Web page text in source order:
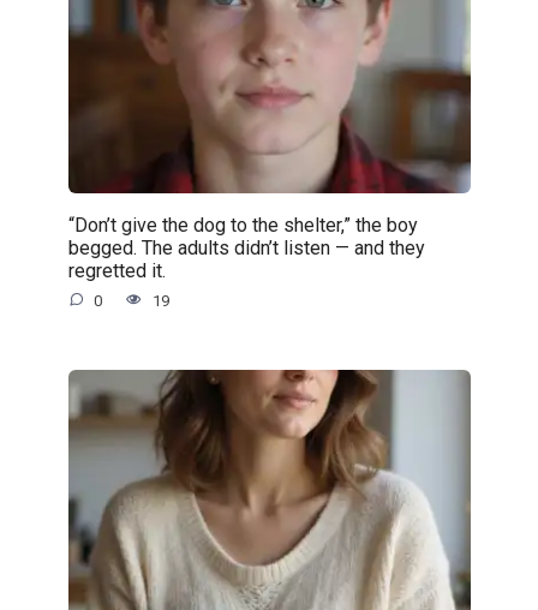
“Don’t give the dog to the shelter,” the boy
begged. The adults didn’t listen — and they
regretted it.
0 19